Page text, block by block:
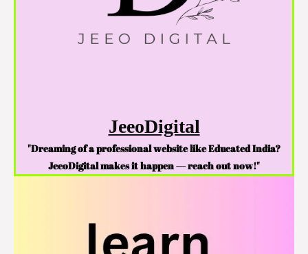
JeeoDigital
"Dreaming of a professional website like Educated India?
JeeoDigital makes it happen — reach out now!"